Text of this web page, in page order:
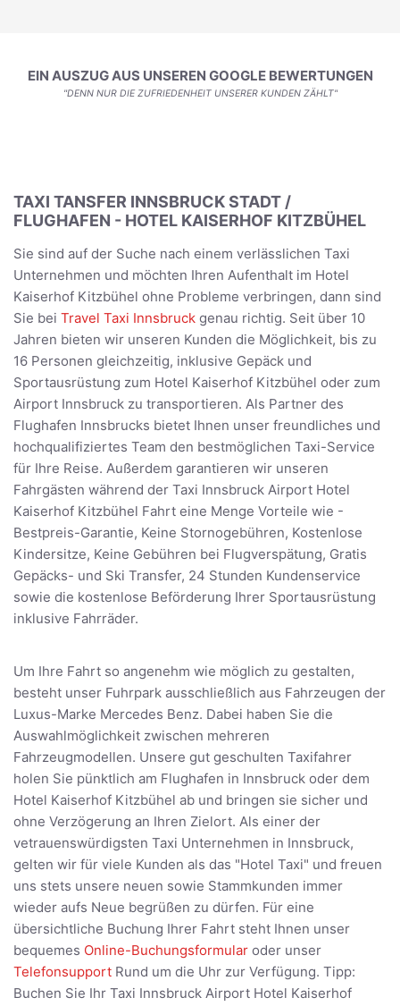
EIN AUSZUG AUS UNSEREN GOOGLE BEWERTUNGEN
"DENN NUR DIE ZUFRIEDENHEIT UNSERER KUNDEN ZÄHLT"
TAXI TANSFER INNSBRUCK STADT /
FLUGHAFEN - HOTEL KAISERHOF KITZBÜHEL
Sie sind auf der Suche nach einem verlässlichen Taxi
Unternehmen und möchten Ihren Aufenthalt im Hotel
Kaiserhof Kitzbühel ohne Probleme verbringen, dann sind
Sie bei Travel Taxi Innsbruck genau richtig. Seit über 10
Jahren bieten wir unseren Kunden die Möglichkeit, bis zu
16 Personen gleichzeitig, inklusive Gepäck und
Sportausrüstung zum Hotel Kaiserhof Kitzbühel oder zum
Airport Innsbruck zu transportieren. Als Partner des
Flughafen Innsbrucks bietet Ihnen unser freundliches und
hochqualifiziertes Team den bestmöglichen Taxi-Service
für Ihre Reise. Außerdem garantieren wir unseren
Fahrgästen während der Taxi Innsbruck Airport Hotel
Kaiserhof Kitzbühel Fahrt eine Menge Vorteile wie -
Bestpreis-Garantie, Keine Stornogebühren, Kostenlose
Kindersitze, Keine Gebühren bei Flugverspätung, Gratis
Gepäcks- und Ski Transfer, 24 Stunden Kundenservice
sowie die kostenlose Beförderung Ihrer Sportausrüstung
inklusive Fahrräder.
Um Ihre Fahrt so angenehm wie möglich zu gestalten,
besteht unser Fuhrpark ausschließlich aus Fahrzeugen der
Luxus-Marke Mercedes Benz. Dabei haben Sie die
Auswahlmöglichkeit zwischen mehreren
Fahrzeugmodellen. Unsere gut geschulten Taxifahrer
holen Sie pünktlich am Flughafen in Innsbruck oder dem
Hotel Kaiserhof Kitzbühel ab und bringen sie sicher und
ohne Verzögerung an Ihren Zielort. Als einer der
vetrauenswürdigsten Taxi Unternehmen in Innsbruck,
gelten wir für viele Kunden als das "Hotel Taxi" und freuen
uns stets unsere neuen sowie Stammkunden immer
wieder aufs Neue begrüßen zu dürfen. Für eine
übersichtliche Buchung Ihrer Fahrt steht Ihnen unser
bequemes Online-Buchungsformular oder unser
Telefonsupport Rund um die Uhr zur Verfügung. Tipp:
Buchen Sie Ihr Taxi Innsbruck Airport Hotel Kaiserhof